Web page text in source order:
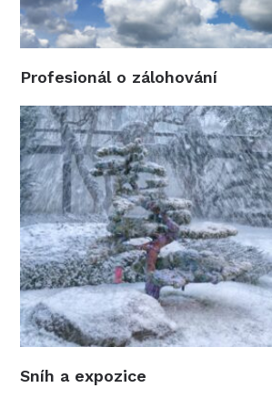
Profesionál o zálohování
Sníh a expozice